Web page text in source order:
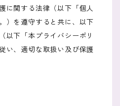
に関する法律（以下「個人
）を遵守すると共に、以下
以下「本プライバシーポリ
い、適切な取扱い及び保護